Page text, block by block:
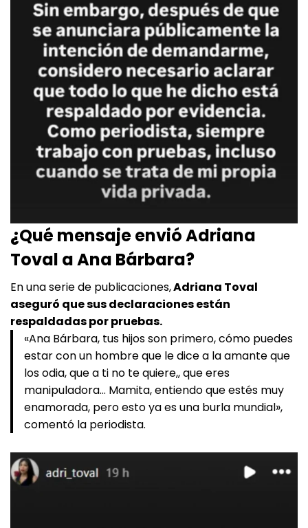
¿Qué mensaje envió Adriana
Toval a Ana Bárbara?
En una serie de publicaciones,Adriana Toval
aseguró que sus declaraciones están
respaldadas por pruebas.
«Ana Bárbara, tus hijos son primero, cómo puedes
estar con un hombre que le dice a la amante que
los odia, que a ti no te quiere,, que eres
manipuladora… Mamita, entiendo que estés muy
enamorada, pero esto ya es una burla mundial»,
comentó la periodista.